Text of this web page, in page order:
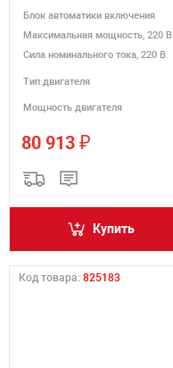
Блок автоматики включения
Максимальная мощность, 220 В
Сила номинального тока, 220 В
Тип двигателя
Мощность двигателя
80 913 ₽
Купить
Код товара: 825183